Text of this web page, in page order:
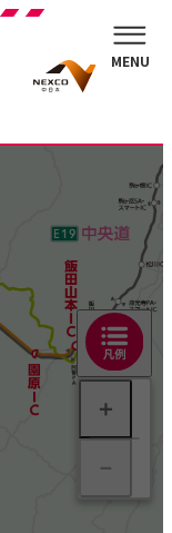
MENU
＋
－